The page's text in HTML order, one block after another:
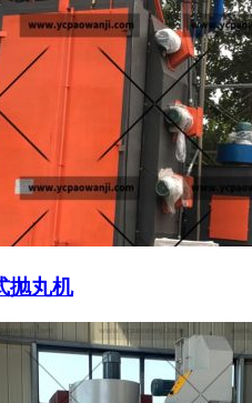
抛丸机